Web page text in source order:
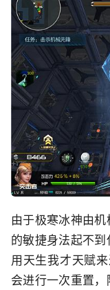
由于极寒冰神由
的敏捷身法起不
用天生我才天赋
会进行一次重置